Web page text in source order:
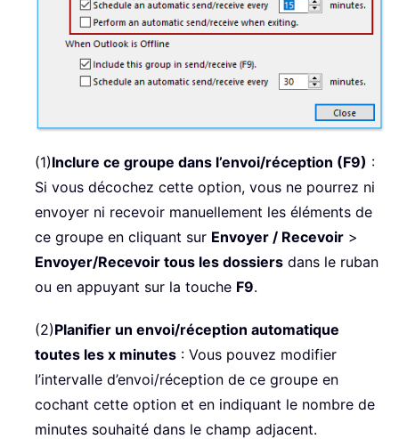
(1)Inclure ce groupe dans l’envoi/réception (F9) :
Si vous décochez cette option, vous ne pourrez ni
envoyer ni recevoir manuellement les éléments de
ce groupe en cliquant sur Envoyer / Recevoir >
Envoyer/Recevoir tous les dossiers dans le ruban
ou en appuyant sur la touche F9.
(2)Planifier un envoi/réception automatique
toutes les x minutes : Vous pouvez modifier
l’intervalle d’envoi/réception de ce groupe en
cochant cette option et en indiquant le nombre de
minutes souhaité dans le champ adjacent.